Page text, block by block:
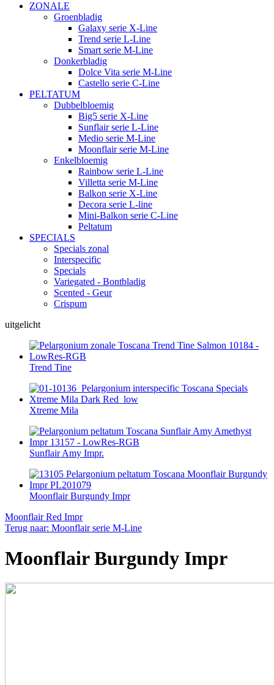
ZONALE
Groenbladig
Galaxy serie X-Line
Trend serie L-Line
Smart serie M-Line
Donkerbladig
Dolce Vita serie M-Line
Castello serie C-Line
PELTATUM
Dubbelbloemig
Big5 serie X-Line
Sunflair serie L-Line
Medio serie M-Line
Moonflair serie M-Line
Enkelbloemig
Rainbow serie L-Line
Villetta serie M-Line
Balkon serie X-Line
Decora serie L-line
Mini-Balkon serie C-Line
Peltatum
SPECIALS
Specials zonal
Interspecific
Specials
Variegated - Bontbladig
Scented - Geur
Crispum
uitgelicht
Trend Tine
Xtreme Mila
Sunflair Amy Impr.
Moonflair Burgundy Impr
Moonflair Red Impr
Terug naar: Moonflair serie M-Line
Moonflair Burgundy Impr